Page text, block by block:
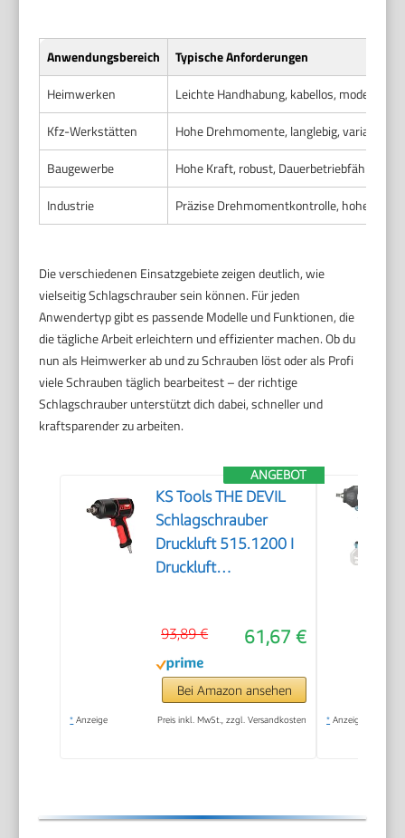
Anwendungsbereich
Typische Anforderungen
Heimwerken
Leichte Handhabung, kabellos, moderate
Kfz-Werkstätten
Hohe Drehmomente, langlebig, variable
Baugewerbe
Hohe Kraft, robust, Dauerbetriebfähig
Industrie
Präzise Drehmomentkontrolle, hohe
Die verschiedenen Einsatzgebiete zeigen deutlich, wie
vielseitig Schlagschrauber sein können. Für jeden
Anwendertyp gibt es passende Modelle und Funktionen, die
die tägliche Arbeit erleichtern und effizienter machen. Ob du
nun als Heimwerker ab und zu Schrauben löst oder als Profi
viele Schrauben täglich bearbeitest – der richtige
Schlagschrauber unterstützt dich dabei, schneller und
kraftsparender zu arbeiten.
ANGEBOT
KS Tools THE DEVIL
Schlagschrauber
Druckluft 515.1200 I
Druckluft
Umschalthebel L/R I
Hochleistungs-
Doppel-Hammer-
Schlagwerk
61,67 €
93,89 €
Bei Amazon ansehen
* Anzeige Preis inkl. MwSt., zzgl. Versandkosten * Anzeige